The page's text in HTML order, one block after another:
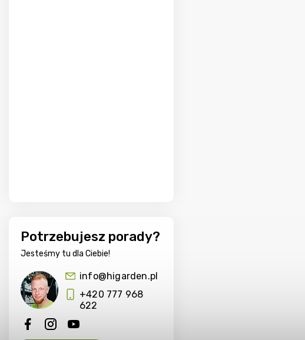
Potrzebujesz porady?
Jesteśmy tu dla Ciebie!
info@higarden.pl
+420 777 968
622